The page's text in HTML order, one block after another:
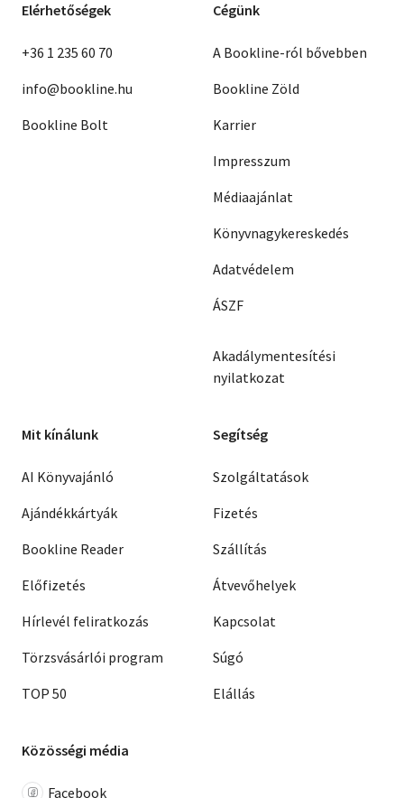
Elérhetőségek
+36 1 235 60 70
info@bookline.hu
Bookline Bolt
Cégünk
A Bookline-ról bővebben
Bookline Zöld
Karrier
Impresszum
Médiaajánlat
Könyvnagykereskedés
Adatvédelem
ÁSZF
Akadálymentesítési
nyilatkozat
Mit kínálunk
AI Könyvajánló
Ajándékkártyák
Bookline Reader
Előfizetés
Hírlevél feliratkozás
Törzsvásárlói program
TOP 50
Segítség
Szolgáltatások
Fizetés
Szállítás
Átvevőhelyek
Kapcsolat
Súgó
Elállás
Közösségi média
Facebook